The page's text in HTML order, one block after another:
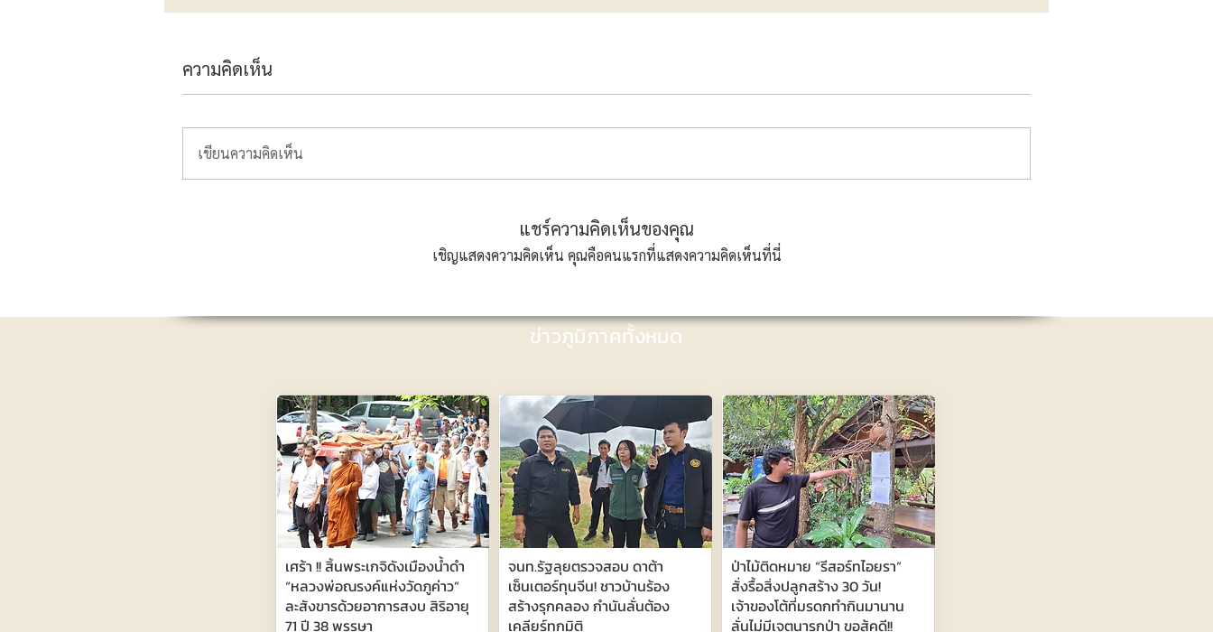
ความคิดเห็น
เขียนความคิดเห็น
แชร์ความคิดเห็นของคุณ
เชิญแสดงความคิดเห็น คุณคือคนแรกที่แสดงความคิดเห็นที่นี่
ข่าวภูมิภาคทั้งหมด
เศร้า !! สิ้นพระเกจิดังเมืองน้ำดำ
“หลวงพ่อณรงค์แห่งวัดภูค่าว”
ละสังขารด้วยอาการสงบ สิริอายุ
71 ปี 38 พรรษา
จนท.รัฐลุยตรวจสอบ ดาต้า
เซ็นเตอร์ทุนจีน! ชาวบ้านร้อง
สร้างรุกคลอง กำนันลั่นต้อง
เคลียร์ทุกมิติ
ป่าไม้ติดหมาย “รีสอร์ทไอยรา”
สั่งรื้อสิ่งปลูกสร้าง 30 วัน!
เจ้าของโต้ที่มรดกทำกินมานาน
ลั่นไม่มีเจตนารุกป่า ขอสู้คดี!!